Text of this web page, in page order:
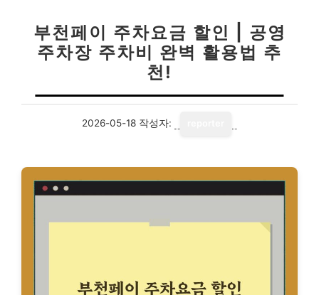
부천페이 주차요금 할인 | 공영
주차장 주차비 완벽 활용법 추
천!
2026-05-18 작성자: